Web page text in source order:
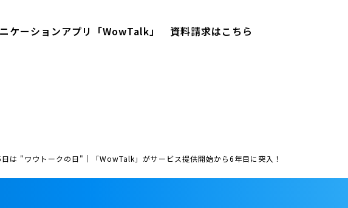
ケーションアプリ「WowTalk」 資料請求はこちら
日は "ワウトークの日"｜「WowTalk」がサービス提供開始から6年目に突入！